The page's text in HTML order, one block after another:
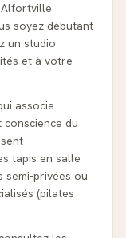
soyez débutant
un studio
et à votre
associe
du
tapis en salle
semi-privées ou
(pilates